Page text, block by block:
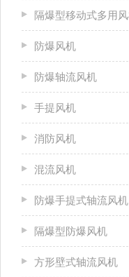
隔爆型移动式多用
防爆风机
防爆轴流风机
手提风机
消防风机
混流风机
防爆手提式轴流风机
隔爆型防爆风机
方形壁式轴流风机